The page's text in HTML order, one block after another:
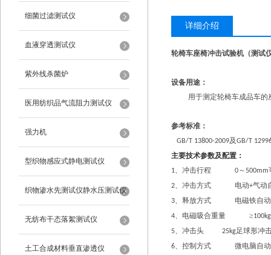
细菌过滤测试仪
血液穿透测试仪
紫外线杀菌炉
医用纺织品气流阻力测试仪
强力机
型织物感应式静电测试仪
织物渗水先测试仪静水压测试仪
无纺布干态落絮测试仪
土工合成材料垂直渗透仪
详细介绍
轮椅车座椅冲击试验机（测试
设备用途：
用于测定轮椅车成品车的
参考标准：
GB/T 13800-2009及GB/T
主要技术参数及配置：
1、冲击行程 0～500mm
2、冲击方式 电动+气动
3、释放方式 电磁铁自
4、电磁吸合重量 ≥100kg
5、冲击头 25kg足球形冲
6、控制方式 微电脑自